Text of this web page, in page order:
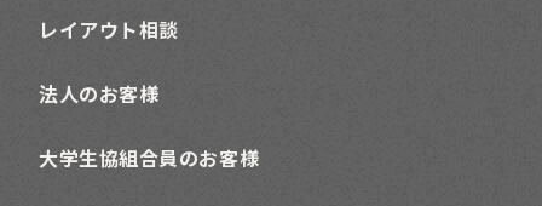
レイアウト相談
法人のお客様
大学生協組合員のお客様